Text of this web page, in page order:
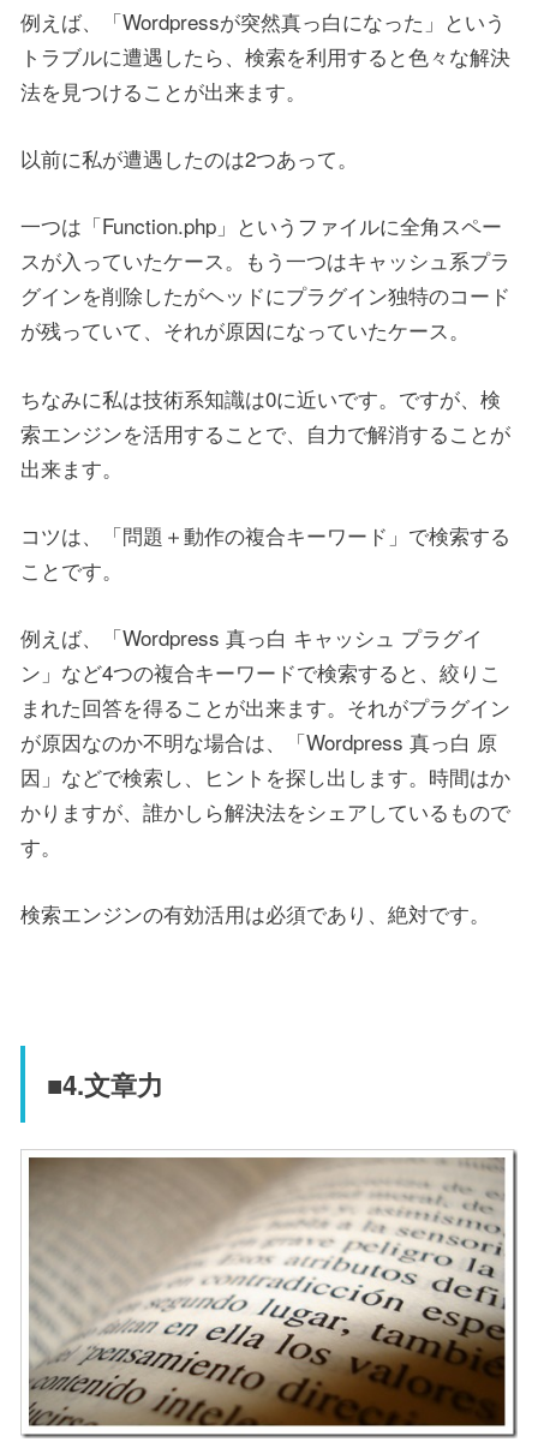
例えば、「Wordpressが突然真っ白になった」という
トラブルに遭遇したら、検索を利用すると色々な解決
法を見つけることが出来ます。
以前に私が遭遇したのは2つあって。
一つは「Function.php」というファイルに全角スペー
スが入っていたケース。もう一つはキャッシュ系プラ
グインを削除したがヘッドにプラグイン独特のコード
が残っていて、それが原因になっていたケース。
ちなみに私は技術系知識は0に近いです。ですが、検
索エンジンを活用することで、自力で解消することが
出来ます。
コツは、「問題＋動作の複合キーワード」で検索する
ことです。
例えば、「Wordpress 真っ白 キャッシュ プラグイ
ン」など4つの複合キーワードで検索すると、絞りこ
まれた回答を得ることが出来ます。それがプラグイン
が原因なのか不明な場合は、「Wordpress 真っ白 原
因」などで検索し、ヒントを探し出します。時間はか
かりますが、誰かしら解決法をシェアしているもので
す。
検索エンジンの有効活用は必須であり、絶対です。
■4.文章力